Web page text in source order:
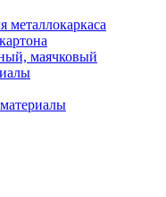
маячковый